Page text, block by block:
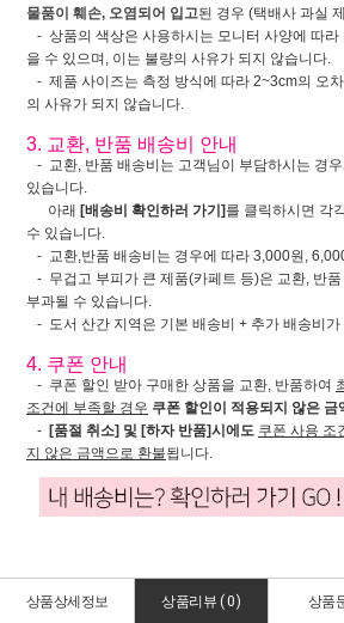
물품이 훼손, 오염되어 입고된 경우 (택배사 과실
- 상품의 색상은 사용하시는 모니터 사양에 따라
을 수 있으며, 이는 불량의 사유가 되지 않습니다.
- 제품 사이즈는 측정 방식에 따라 2~3cm의 오
의 사유가 되지 않습니다.
3. 교환, 반품 배송비 안내
- 교환, 반품 배송비는 고객님이 부담하시는 경
있습니다.
아래 [배송비 확인하러 가기]를 클릭하시면 각
수 있습니다.
- 교환,반품 배송비는 경우에 따라 3,000원,
- 무겁고 부피가 큰 제품(카페트 등)은 교환, 반
부과될 수 있습니다.
- 도서 산간 지역은 기본 배송비 + 추가 배송비가
4. 쿠폰 안내
- 쿠폰 할인 받아 구매한 상품을 교환, 반품하여
조건에 부족할 경우 쿠폰 할인이 적용되지 않은 금
- [품절 취소] 및 [하자 반품]시에도 쿠폰 사용 조
지 않은 금액으로 환불됩니다.
상품상세정보 상품리뷰 (0) 상품